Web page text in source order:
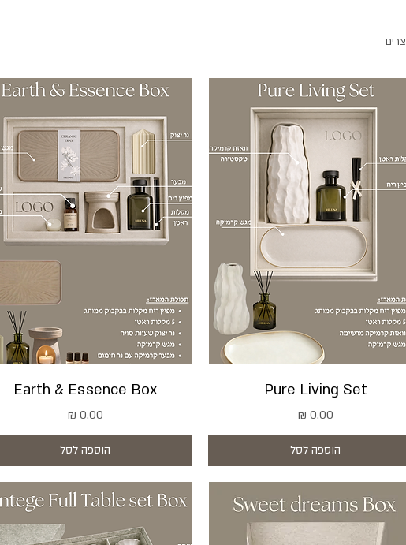
Pure Living Set
מחיר
הוספה לסל
Earth & Essence Box
מחיר
הוספה לסל